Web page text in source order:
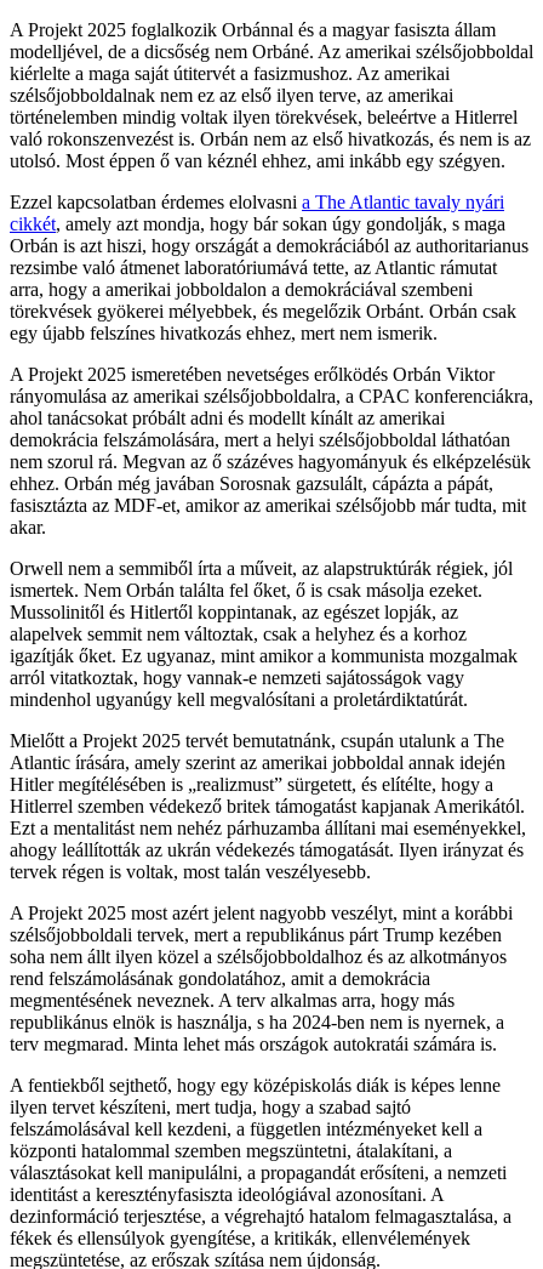
A Projekt 2025 foglalkozik Orbánnal és a magyar fasiszta állam
modelljével, de a dicsőség nem Orbáné. Az amerikai szélsőjobboldal
kiérlelte a maga saját útitervét a fasizmushoz. Az amerikai
szélsőjobboldalnak nem ez az első ilyen terve, az amerikai
történelemben mindig voltak ilyen törekvések, beleértve a Hitlerrel
való rokonszenvezést is. Orbán nem az első hivatkozás, és nem is az
utolsó. Most éppen ő van kéznél ehhez, ami inkább egy szégyen.
Ezzel kapcsolatban érdemes elolvasni a The Atlantic tavaly nyári
cikkét, amely azt mondja, hogy bár sokan úgy gondolják, s maga
Orbán is azt hiszi, hogy országát a demokráciából az authoritarianus
rezsimbe való átmenet laboratóriumává tette, az Atlantic rámutat
arra, hogy a amerikai jobboldalon a demokráciával szembeni
törekvések gyökerei mélyebbek, és megelőzik Orbánt. Orbán csak
egy újabb felszínes hivatkozás ehhez, mert nem ismerik.
A Projekt 2025 ismeretében nevetséges erőlködés Orbán Viktor
rányomulása az amerikai szélsőjobboldalra, a CPAC konferenciákra,
ahol tanácsokat próbált adni és modellt kínált az amerikai
demokrácia felszámolására, mert a helyi szélsőjobboldal láthatóan
nem szorul rá. Megvan az ő százéves hagyományuk és elképzelésük
ehhez. Orbán még javában Sorosnak gazsulált, cápázta a pápát,
fasisztázta az MDF-et, amikor az amerikai szélsőjobb már tudta, mit
akar.
Orwell nem a semmiből írta a műveit, az alapstruktúrák régiek, jól
ismertek. Nem Orbán találta fel őket, ő is csak másolja ezeket.
Mussolinitől és Hitlertől koppintanak, az egészet lopják, az
alapelvek semmit nem változtak, csak a helyhez és a korhoz
igazítják őket. Ez ugyanaz, mint amikor a kommunista mozgalmak
arról vitatkoztak, hogy vannak-e nemzeti sajátosságok vagy
mindenhol ugyanúgy kell megvalósítani a proletárdiktatúrát.
Mielőtt a Projekt 2025 tervét bemutatnánk, csupán utalunk a The
Atlantic írására, amely szerint az amerikai jobboldal annak idején
Hitler megítélésében is „realizmust” sürgetett, és elítélte, hogy a
Hitlerrel szemben védekező britek támogatást kapjanak Amerikától.
Ezt a mentalitást nem nehéz párhuzamba állítani mai eseményekkel,
ahogy leállították az ukrán védekezés támogatását. Ilyen irányzat és
tervek régen is voltak, most talán veszélyesebb.
A Projekt 2025 most azért jelent nagyobb veszélyt, mint a korábbi
szélsőjobboldali tervek, mert a republikánus párt Trump kezében
soha nem állt ilyen közel a szélsőjobboldalhoz és az alkotmányos
rend felszámolásának gondolatához, amit a demokrácia
megmentésének neveznek. A terv alkalmas arra, hogy más
republikánus elnök is használja, s ha 2024-ben nem is nyernek, a
terv megmarad. Minta lehet más országok autokratái számára is.
A fentiekből sejthető, hogy egy középiskolás diák is képes lenne
ilyen tervet készíteni, mert tudja, hogy a szabad sajtó
felszámolásával kell kezdeni, a független intézményeket kell a
központi hatalommal szemben megszüntetni, átalakítani, a
választásokat kell manipulálni, a propagandát erősíteni, a nemzeti
identitást a keresztényfasiszta ideológiával azonosítani. A
dezinformáció terjesztése, a végrehajtó hatalom felmagasztalása, a
fékek és ellensúlyok gyengítése, a kritikák, ellenvélemények
megszüntetése, az erőszak szítása nem újdonság.